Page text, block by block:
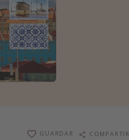
GUARDAR COMPARTIR